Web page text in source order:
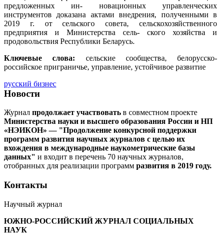
предложенных ин- новационных управленческих
инструментов доказана актами внедрения, полученными в
2019 г. от сельского совета, сельскохозяйственного
предприятия и Министерства сель- ского хозяйства и
продовольствия Республики Беларусь.
Ключевые слова: сельские сообщества, белорусско-
российское приграничье, управление, устойчивое развитие
русский бизнес
Новости
Журнал продолжает участвовать в совместном проекте
Министерства науки и высшего образования России и НП
«НЭИКОН» — "Продолжение конкурсной поддержки
программ развития научных журналов с целью их
вхождения в международные наукометрические базы
данных" и входит в перечень 70 научных журналов,
отобранных для реализации программ развития в 2019 году.
Контакты
Научный журнал
ЮЖНО-РОССИЙСКИЙ ЖУРНАЛ СОЦИАЛЬНЫХ
НАУК